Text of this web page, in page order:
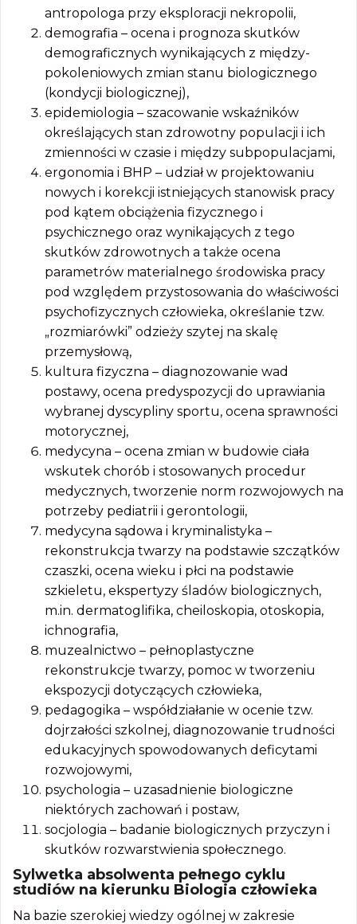
antropologa przy eksploracji nekropolii,
demografia – ocena i prognoza skutków
demograficznych wynikających z między-
pokoleniowych zmian stanu biologicznego
(kondycji biologicznej),
epidemiologia – szacowanie wskaźników
określających stan zdrowotny populacji i ich
zmienności w czasie i między subpopulacjami,
ergonomia i BHP – udział w projektowaniu
nowych i korekcji istniejących stanowisk pracy
pod kątem obciążenia fizycznego i
psychicznego oraz wynikających z tego
skutków zdrowotnych a także ocena
parametrów materialnego środowiska pracy
pod względem przystosowania do właściwości
psychofizycznych człowieka, określanie tzw.
„rozmiarówki” odzieży szytej na skalę
przemysłową,
kultura fizyczna – diagnozowanie wad
postawy, ocena predyspozycji do uprawiania
wybranej dyscypliny sportu, ocena sprawności
motorycznej,
medycyna – ocena zmian w budowie ciała
wskutek chorób i stosowanych procedur
medycznych, tworzenie norm rozwojowych na
potrzeby pediatrii i gerontologii,
medycyna sądowa i kryminalistyka –
rekonstrukcja twarzy na podstawie szczątków
czaszki, ocena wieku i płci na podstawie
szkieletu, ekspertyzy śladów biologicznych,
m.in. dermatoglifika, cheiloskopia, otoskopia,
ichnografia,
muzealnictwo – pełnoplastyczne
rekonstrukcje twarzy, pomoc w tworzeniu
ekspozycji dotyczących człowieka,
pedagogika – współdziałanie w ocenie tzw.
dojrzałości szkolnej, diagnozowanie trudności
edukacyjnych spowodowanych deficytami
rozwojowymi,
psychologia – uzasadnienie biologiczne
niektórych zachowań i postaw,
socjologia – badanie biologicznych przyczyn i
skutków rozwarstwienia społecznego.
Sylwetka absolwenta pełnego cyklu
studiów na kierunku Biologia człowieka
Na bazie szerokiej wiedzy ogólnej w zakresie